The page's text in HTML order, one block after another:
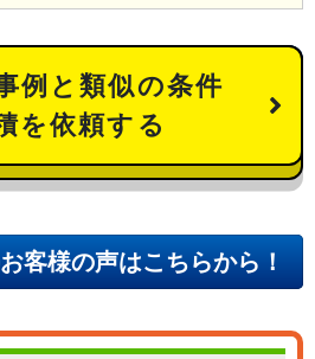
例と類似の条件
を依頼する
客様の声はこちらから！